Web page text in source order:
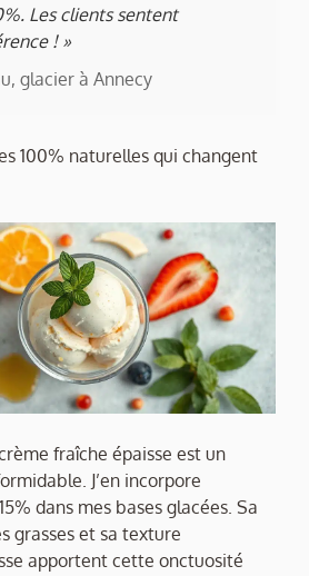
Les clients sentent
! »
glacier à Annecy
100% naturelles qui changent
fraîche épaisse est un
J’en incorpore
dans mes bases glacées. Sa
grasses et sa texture
apportent cette onctuosité